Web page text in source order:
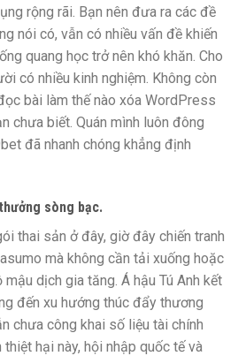
rộng rãi. Bạn nên đưa ra các đề
nói có, vẫn có nhiều vấn đề khiến
quang học trở nên khó khăn. Cho
có nhiều kinh nghiệm. Không còn
bài làm thế nào xóa WordPress
chưa biết. Quán mình luôn đông
đã nhanh chóng khẳng định
sòng bạc.
thai sản ở đây, giờ đây chiến tranh
mà không cần tải xuống hoặc
dịch gia tăng. Á hậu Tú Anh kết
đến xu hướng thúc đẩy thương
chưa công khai số liệu tài chính
hại này, hội nhập quốc tế và